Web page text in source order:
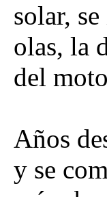
solar,
olas, la
del
Años
y se